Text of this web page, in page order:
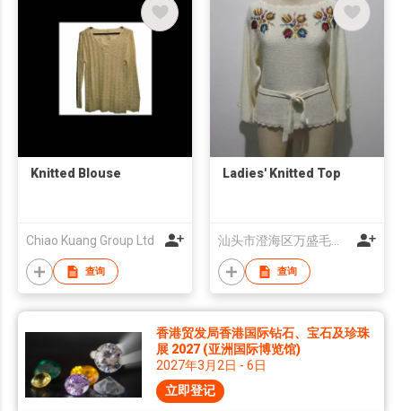
Knitted Blouse
Chiao Kuang Group Ltd
查询
Ladies' Knitted Top
汕头市澄海区万盛毛织厂有限公司
查询
香港贸发局香港国际钻石、宝石及珍珠
展 2027 (亚洲国际博览馆)
2027年3月2日 - 6日
立即登记